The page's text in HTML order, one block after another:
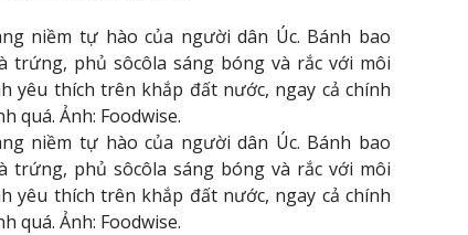
niềm tự hào của người dân Úc. Bánh bao
phủ sôcôla sáng bóng và rắc với môi
yêu thích trên khắp đất nước, ngay cả chính
quá. Ảnh: Foodwise.
niềm tự hào của người dân Úc. Bánh bao
phủ sôcôla sáng bóng và rắc với môi
yêu thích trên khắp đất nước, ngay cả chính
quá. Ảnh: Foodwise.